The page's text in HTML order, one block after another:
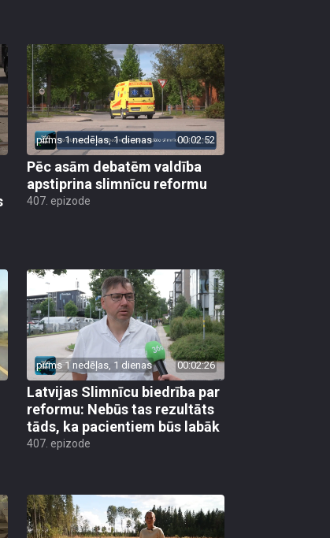
pirms 1 nedēļas, 1 dienas 00:02:52
Pēc asām debatēm valdība
apstiprina slimnīcu reformu
407. epizode
pirms 1 nedēļas, 1 dienas 00:02:26
Latvijas Slimnīcu biedrība par
reformu: Nebūs tas rezultāts
tāds, ka pacientiem būs labāk
407. epizode